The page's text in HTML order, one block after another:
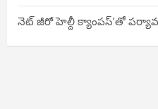
నెట్ జీరో హెల్దీ క్యాంపస్’తో